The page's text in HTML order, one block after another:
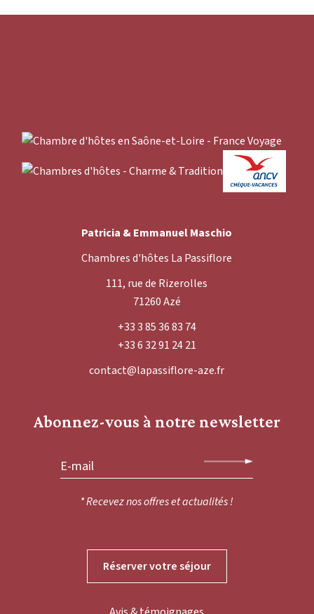
Patricia & Emmanuel Maschio
Chambres d'hôtes La Passiflore
111, rue de Rizerolles
71260 Azé
+33 3 85 36 83 74
+33 6 32 91 24 21
contact@lapassiflore-aze.fr
Abonnez-vous à notre newsletter
* Recevez nos offres et actualités !
Réserver votre séjour